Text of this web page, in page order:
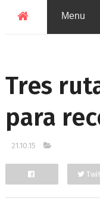
Tres
para
21.10.15